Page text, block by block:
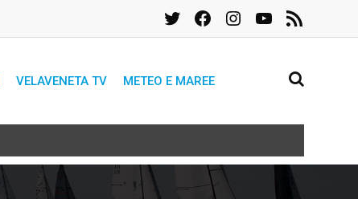
TwitterFacebookInstagramYouTube
Feed
RSS
VELAVENETA TV METEO E MAREE